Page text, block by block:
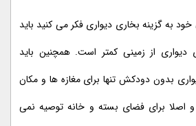
به گزینه بخاری دیواری فکر می کنید باید
دیواری از زمینی کمتر است. همچنین باید
بدون دودکش تنها برای مغازه ها و مکان
اصلا برای فضای بسته و خانه توصیه نمی